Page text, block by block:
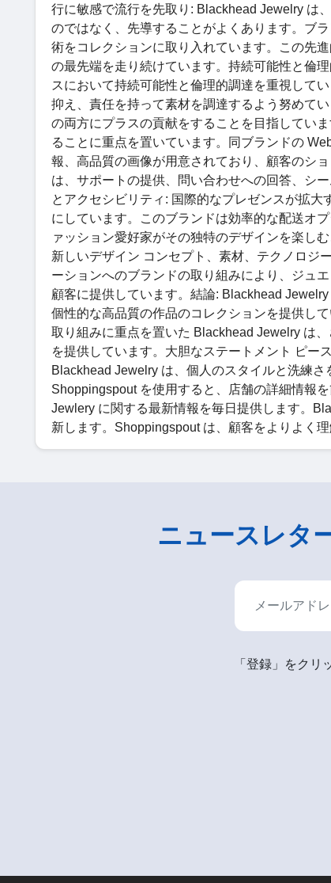
行に敏感で流行を先取り: Blackhead Jewelry は
のではなく、先導することがよくあります。ブ
術をコレクションに取り入れています。この先
の最先端を走り続けています。持続可能性と倫
スにおいて持続可能性と倫理的調達を重視して
抑え、責任を持って素材を調達するよう努めて
の両方にプラスの貢献をすることを目指してい
ることに重点を置いています。同ブランドの
報、高品質の画像が用意されており、顧客のシ
は、サポートの提供、問い合わせへの回答、シ
とアクセシビリティ: 国際的なプレゼンスが拡
にしています。このブランドは効率的な配送オ
ァッション愛好家がその独特のデザインを楽し
新しいデザイン コンセプト、素材、テクノロジ
ーションへのブランドの取り組みにより、ジュ
顧客に提供しています。結論: Blackhead
個性的な高品質の作品のコレクションを提供し
取り組みに重点を置いた Blackhead Jewelry は
を提供しています。大胆なステートメント ピー
Blackhead Jewelry は、個人のスタイルと洗練
Shoppingspout を使用すると、店舗の詳細情報
Jewlery に関する最新情報を毎日提供します。
新します。Shoppingspout は、顧客をよりよく
ニュースレタ
「登録」をク